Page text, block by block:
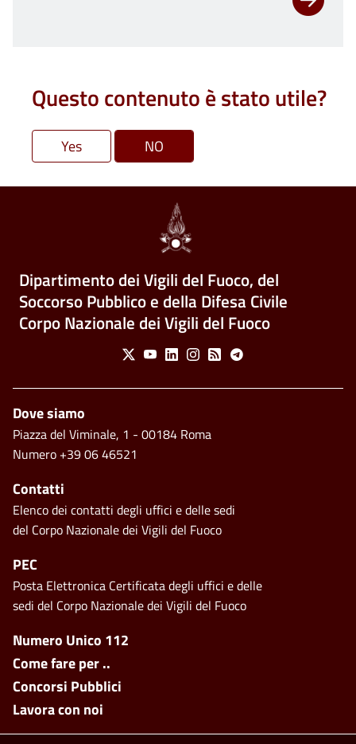
Questo contenuto è stato utile?
Dipartimento dei Vigili del Fuoco, del
Soccorso Pubblico e della Difesa Civile
Corpo Nazionale dei Vigili del Fuoco
Social Menu
X YoutubeLinkedinInstagram
Feed Telegram
Footer side menu
Numero Unico 112
Come fare per ..
Concorsi Pubblici
Lavora con noi
Piè di pagina
Dove siamo
Piazza del Viminale, 1 - 00184 Roma
Numero +39 06 46521
Contatti
Elenco dei contatti degli uffici e delle sedi
del Corpo Nazionale dei Vigili del Fuoco
PEC
Posta Elettronica Certificata degli uffici e delle
sedi del Corpo Nazionale dei Vigili del Fuoco